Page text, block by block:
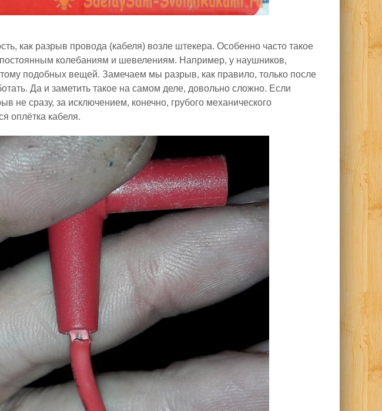
как разрыв провода (кабеля) возле штекера. Особенно часто такое
колебаниям и шевелениям. Например, у наушников,
подобных вещей. Замечаем мы разрыв, как правило, только после
Да и заметить такое на самом деле, довольно сложно. Если
не сразу, за исключением, конечно, грубого механического
оплётка кабеля.